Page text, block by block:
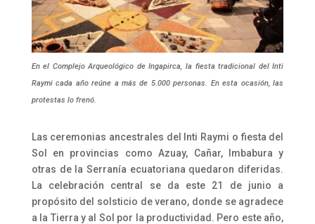
En el Complejo Arqueológico de Ingapirca, la fiesta tradicional del Inti
Raymi cada año reúne a más de 5.000 personas. En esta ocasión, las
protestas lo frenó.
Las ceremonias ancestrales del Inti Raymi o fiesta del
Sol en provincias como Azuay, Cañar, Imbabura y
otras de la Serranía ecuatoriana quedaron diferidas.
La celebración central se da este 21 de junio a
propósito del solsticio de verano, donde se agradece
a la Tierra y al Sol por la productividad. Pero este año,